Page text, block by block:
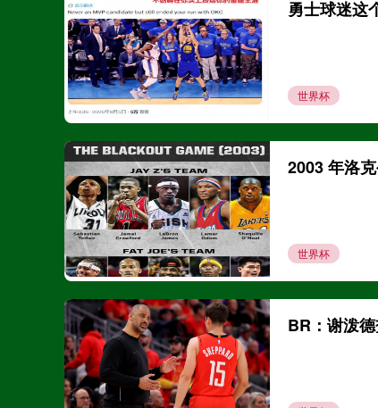
世界杯
2003 年洛
世界杯